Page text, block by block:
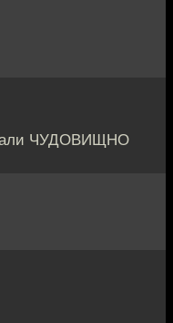
ЧУДОВИЩНО